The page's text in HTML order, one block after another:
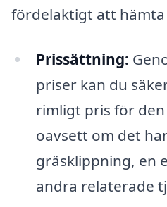
fördelaktigt att
Prissättning:
priser kan du
rimligt pris för
oavsett om det
gräsklippning, en
andra relaterade